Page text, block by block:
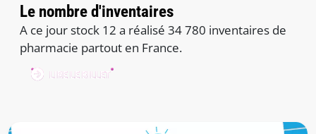
Le nombre d'inventaires
A ce jour stock 12 a réalisé 34 780 inventaires de
pharmacie partout en France.
LIRE LE BILLET